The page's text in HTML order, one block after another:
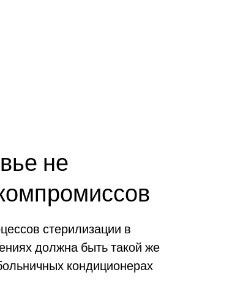
не
стерилизации в
должна быть такой же
кондиционерах